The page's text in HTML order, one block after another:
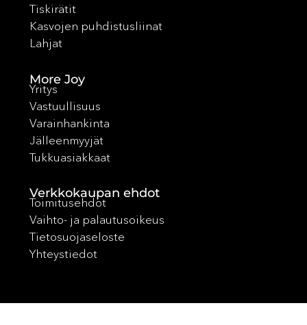
Tiskirätit
Kasvojen puhdistusliinat
Lahjat
More Joy
Yritys
Vastuullisuus
Varainhankinta
Jälleenmyyjät
Tukkuasiakkaat
Verkkokaupan ehdot
Toimitusehdot
Vaihto- ja palautusoikeus
Tietosuojaseloste
Yhteystiedot